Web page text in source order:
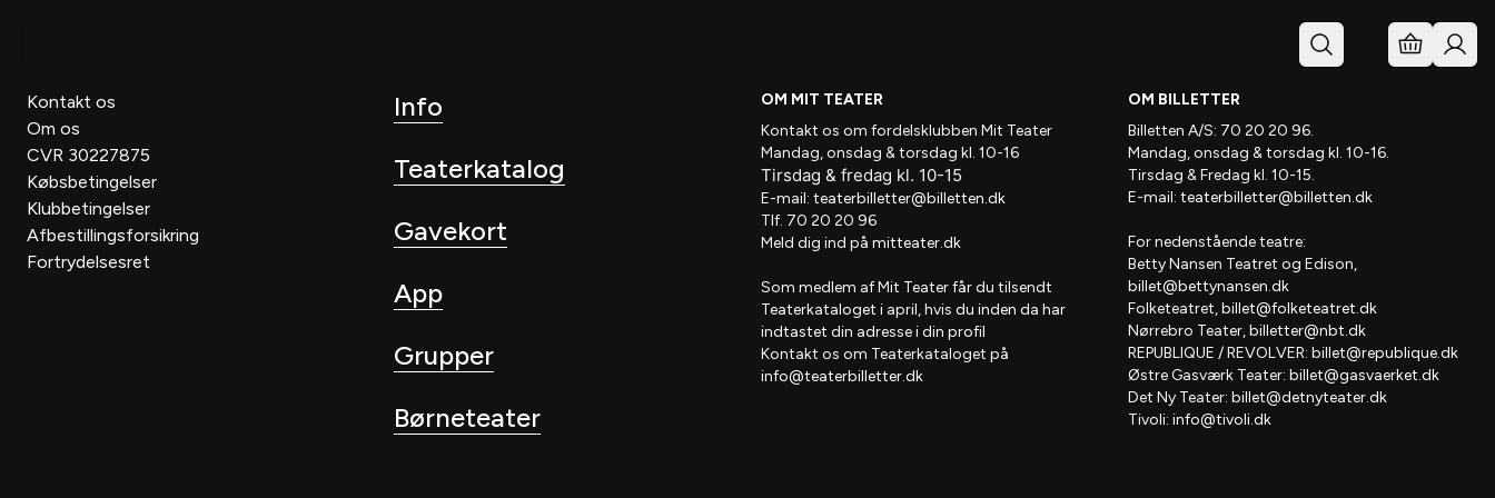
Kontakt os
Om os
CVR 30227875
Købsbetingelser
Klubbetingelser
Afbestillingsforsikring
Fortrydelsesret
Info
Teaterkatalog
Gavekort
App
Grupper
Børneteater
OM MIT TEATER
Kontakt os om fordelsklubben Mit Teater
Mandag, onsdag & torsdag kl. 10-16
Tirsdag & fredag kl. 10-15
E-mail: teaterbilletter@billetten.dk
Tlf. 70 20 20 96
Meld dig ind på mitteater.dk
Som medlem afMit Teaterfår du tilsendt
Teaterkataloget i april, hvis du inden da har
indtastet din adresse i din profil
Kontakt os om Teaterkataloget på
info@teaterbilletter.dk
OM BILLETTER
Billetten A/S: 70 20 20 96.
Mandag, onsdag & torsdag kl. 10-16.
Tirsdag & Fredag kl. 10-15.
E-mail: teaterbilletter@billetten.dk
For nedenstående teatre:
Betty Nansen Teatret og Edison,
billet@bettynansen.dk
Folketeatret,billet@folketeatret.dk
Nørrebro Teater,billetter@nbt.dk
REPUBLIQUE / REVOLVER: billet@republique.dk
Østre Gasværk Teater: billet@gasvaerket.dk
Det Ny Teater: billet@detnyteater.dk
Tivoli: info@tivoli.dk